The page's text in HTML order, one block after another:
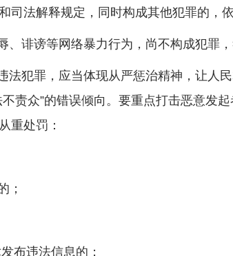
法解释规定，同时构成其他犯罪的，
谤等网络暴力行为，尚不构成犯罪，
犯罪，应当体现从严惩治精神，让人
责众”的错误倾向。要重点打击恶意发
重处罚：
；
布违法信息的；